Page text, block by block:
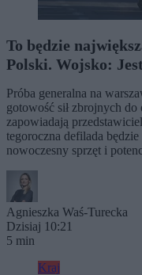
To będzie
Polski. Wojsko:
Próba generalna na
gotowość sił zbrojnych
zapowiadają
tegoroczna defilada
nowoczesny sprzęt i
Agnieszka Waś-Turecka
Dzisiaj 10:21
5 min
Kraj